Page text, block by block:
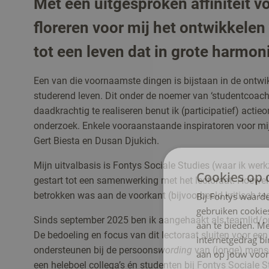
Met een uitgesproken affiniteit
floreren voor mij het
tot een leven dat in grote
Een van die voornaamste dingen is bijstaan in de
studerend leven. Dit onder de noemer van
daadkrachtig te realiseren benut ik (participatief)
onderzoek. Enkele vooraanstaande inspiratoren voor
Gert Biesta en Dusan Djukich.
Mijn uitvalbasis is Fontys Sociale Studies (waar ik
gestart tot een samenwerking met het lectoraat.
betrokken was aan de voorkant (bijvoorbeeld kritisch
Sinds september 2025 ben ik aangehaakt als teamlid/
De bedoeling en focus van dit lectoraat sluiten voor
ondersteunen bij de persoonswording van (jonge)
een heleboel collega’s én studenten bij Fontys Sociale
Cookies op
Bij Fontys
gebruiken
aan te bieden.
internetgedrag
aan op jouw